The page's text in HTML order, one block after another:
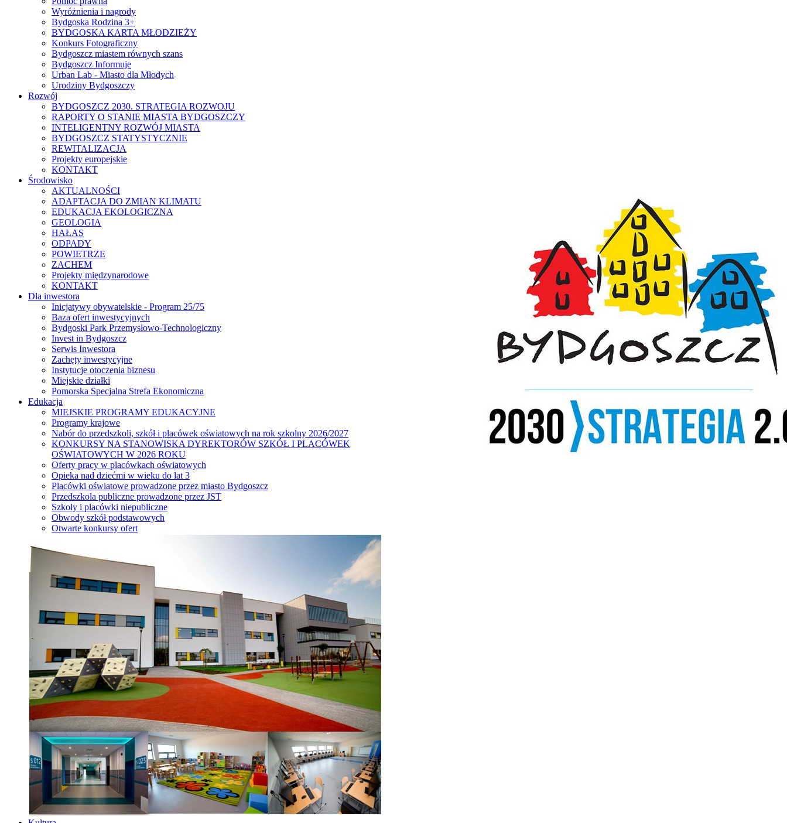
Wyróżnienia i nagrody
Bydgoska Rodzina 3+
BYDGOSKA KARTA MŁODZIEŻY
Konkurs Fotograficzny
Bydgoszcz miastem równych szans
Bydgoszcz Informuje
Urban Lab - Miasto dla Młodych
Urodziny Bydgoszczy
Rozwój
BYDGOSZCZ 2030. STRATEGIA ROZWOJU
RAPORTY O STANIE MIASTA BYDGOSZCZY
INTELIGENTNY ROZWÓJ MIASTA
BYDGOSZCZ STATYSTYCZNIE
REWITALIZACJA
Projekty europejskie
KONTAKT
Środowisko
AKTUALNOŚCI
ADAPTACJA DO ZMIAN KLIMATU
EDUKACJA EKOLOGICZNA
GEOLOGIA
HAŁAS
ODPADY
POWIETRZE
ZACHEM
Projekty międzynarodowe
KONTAKT
Dla inwestora
Inicjatywy obywatelskie - Program 25/75
Baza ofert inwestycyjnych
Bydgoski Park Przemysłowo-Technologiczny
Invest in Bydgoszcz
Serwis Inwestora
Zachęty inwestycyjne
Instytucje otoczenia biznesu
Miejskie działki
Pomorska Specjalna Strefa Ekonomiczna
Edukacja
MIEJSKIE PROGRAMY EDUKACYJNE
Programy krajowe
Nabór do przedszkoli, szkół i placówek oświatowych na rok szkolny 2026/2027
KONKURSY NA STANOWISKA DYREKTORÓW SZKÓŁ I PLACÓWEK
OŚWIATOWYCH W 2026 ROKU
Oferty pracy w placówkach oświatowych
Opieka nad dziećmi w wieku do lat 3
Placówki oświatowe prowadzone przez miasto Bydgoszcz
Przedszkola publiczne prowadzone przez JST
Szkoły i placówki niepubliczne
Obwody szkół podstawowych
Otwarte konkursy ofert